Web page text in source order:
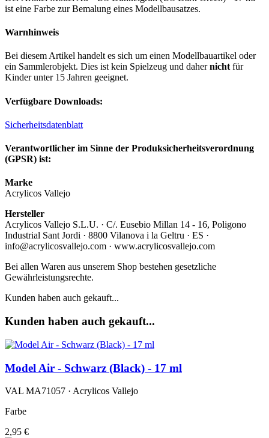
ist eine Farbe zur Bemalung eines Modellbausatzes.
Warnhinweis
Bei diesem Artikel handelt es sich um einen Modellbauartikel oder
ein Sammlerobjekt. Dies ist kein Spielzeug und dahernicht für
Kinder unter 15 Jahren geeignet.
Verfügbare Downloads:
Sicherheitsdatenblatt
Verantwortlicher im Sinne der Produksicherheitsverordnung
(GPSR) ist:
Marke
Acrylicos Vallejo
Hersteller
Acrylicos Vallejo S.L.U. · C/. Eusebio Millan 14 - 16, Poligono
Industrial Sant Jordi · 8800 Vilanova i la Geltru · ES ·
info@acrylicosvallejo.com · www.acrylicosvallejo.com
Bei allen Waren aus unserem Shop bestehen gesetzliche
Gewährleistungsrechte.
Kunden haben auch gekauft...
Kunden haben auch gekauft...
Model Air - Schwarz (Black) - 17 ml
VAL MA71057 · Acrylicos Vallejo
Farbe
2,95 €